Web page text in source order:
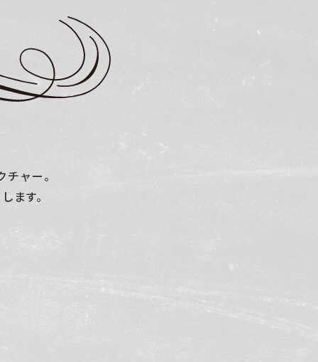
ャー。
ます。